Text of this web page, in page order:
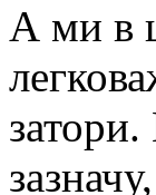
А ми в